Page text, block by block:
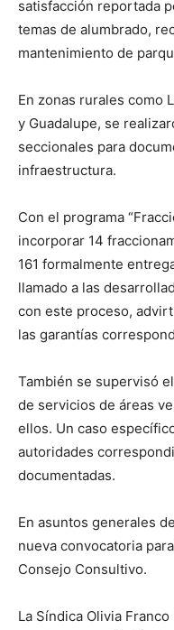
satisfacción reportada
temas de alumbrado,
mantenimiento de
En zonas rurales como
y Guadalupe, se
seccionales para
infraestructura.
Con el programa
incorporar 14
161 formalmente
llamado a las
con este proceso,
las garantías
También se supervisó
de servicios de áreas
ellos. Un caso
autoridades
documentadas.
En asuntos generales
nueva convocatoria
Consejo Consultivo.
La Síndica Olivia